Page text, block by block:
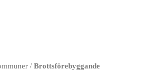
/ Brottsförebyggande